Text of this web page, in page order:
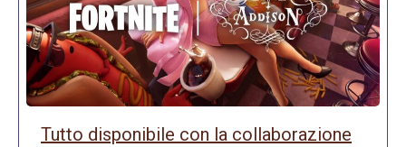
Tutto disponibile con la collaborazione